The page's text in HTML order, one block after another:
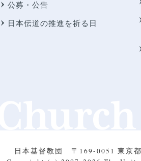
公募・公告
日本伝道の推進を祈る日
日本基督教団 〒169-0051 東京